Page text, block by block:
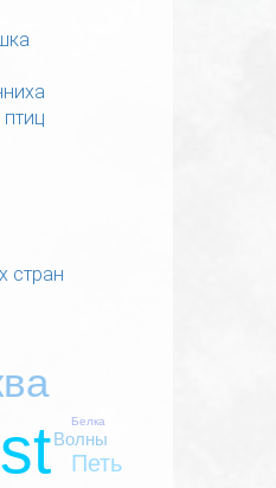
стран
Петь
Волны
Белка